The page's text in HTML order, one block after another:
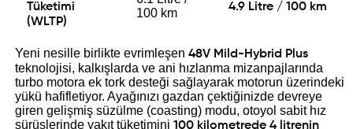
Tüketimi
(WLTP)
100 km
4.9 Litre / 100 km
Yeni nesille birlikte evrimleşen48V Mild-Hybrid Plus
teknolojisi, kalkışlarda ve ani hızlanma mizanpajlarında
turbo motora ek tork desteği sağlayarak motorun üzerindeki
yükü hafifletiyor. Ayağınızı gazdan çektiğinizde devreye
giren gelişmiş süzülme (coasting) modu, otoyol sabit hız
sürüşlerinde yakıt tüketimini100 kilometrede 4 litrenin